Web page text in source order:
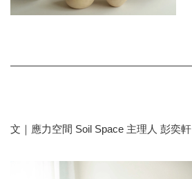
文｜應力空間 Soil Space 主理人 彭奕軒